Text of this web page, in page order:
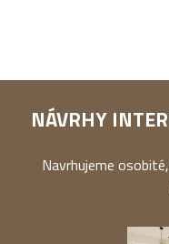
NÁVRHY
Navrhujeme